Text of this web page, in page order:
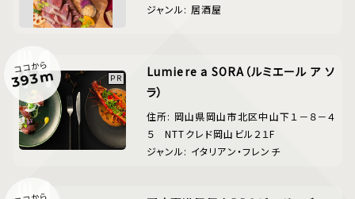
ジャンル: 居酒屋
ココから
393m
Lumiere a SORA（ルミエール ア ソ
ラ）
住所: 岡山県岡山市北区中山下１－８－４
５ NTTクレド岡山ビル２１F
ジャンル: イタリアン・フレンチ